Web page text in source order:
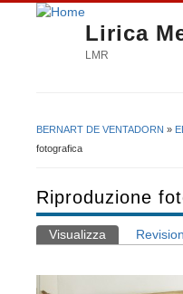
Lirica
LMR
Tu sei qui
BERNART DE VENTADORN »
fotografica
Riproduzione
Schede primarie
Visualizza (scheda